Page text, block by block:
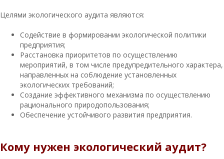
Целями экологического аудита являются:
Содействие в формировании экологической политики
предприятия;
Расстановка приоритетов по осуществлению
мероприятий, в том числе предупредительного характера,
направленных на соблюдение установленных
экологических требований;
Создание эффективного механизма по осуществлению
рационального природопользования;
Обеспечение устойчивого развития предприятия.
Кому нужен экологический аудит?